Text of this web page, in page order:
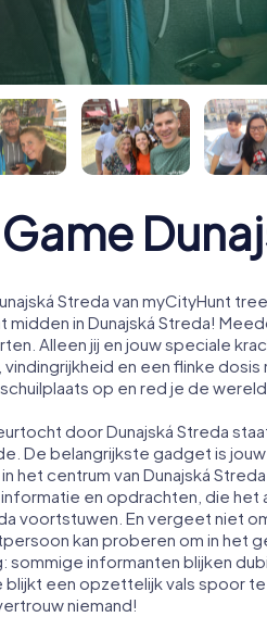
Streda van myCityHunt
midden in Dunajská Streda!
Alleen jij en jouw speciale
en een flinke dosis
op en red je de wereld.
door Dunajská Streda
De belangrijkste gadget is
het centrum van Dunajská
en opdrachten, die het
voortstuwen. En vergeet niet
kan proberen om in het
sommige informanten blijken
een opzettelijk vals spoor
niemand!